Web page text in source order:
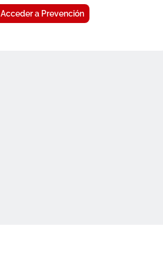
Acceder a Prevención